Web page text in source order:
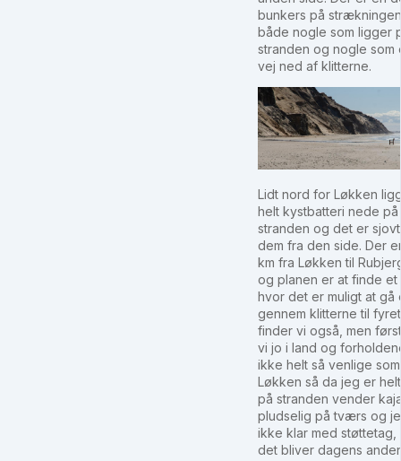
bunkers på
både nogle som ligger
stranden og nogle som
vej ned af klitterne.
Lidt nord for Løkken
helt kystbatteri nede på
stranden og det er
dem fra den side. Der
km fra Løkken til
og planen er at finde et
hvor det er muligt at gå
gennem klitterne til
finder vi også, men
vi jo i land og
ikke helt så venlige
Løkken så da jeg er
på stranden vender
pludselig på tværs og
ikke klar med støttetag,
det bliver dagens